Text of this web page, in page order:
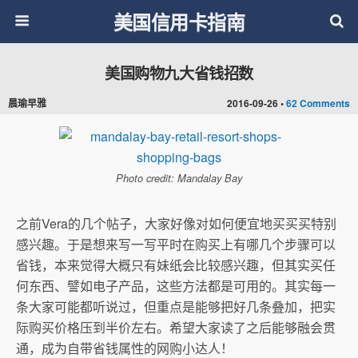
美国信用卡指南
2016-09-26 •62 Comments
美国购物九大省钱招数
晨瑜早雅
Photo credit: Mandalay Bay
之前Vera的几个帖子，大家好像对如何便宜地买买买特别
感兴趣。于是想来写一写平时在购买上有哪几个步骤可以
省钱，本来觉得大概只有妹纸会比较感兴趣，但其实买任
何东西、譬如电子产品，这些方法都是可用的。其实每一
条大家可能都听说过，但重点是能够把好几条叠加，把实
际购买价格压到半价左右。希望大家读了之后能够融会贯
通，成为自带省钱属性的网购小达人！